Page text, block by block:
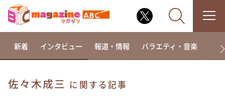
新着 インタビュー 報道・情報 バラエティ・音楽 ド
佐々木成三 に関する記事